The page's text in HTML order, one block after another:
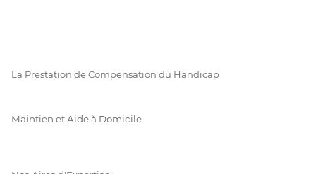
La Prestation de Compensation du Handicap
Maintien et Aide à Domicile